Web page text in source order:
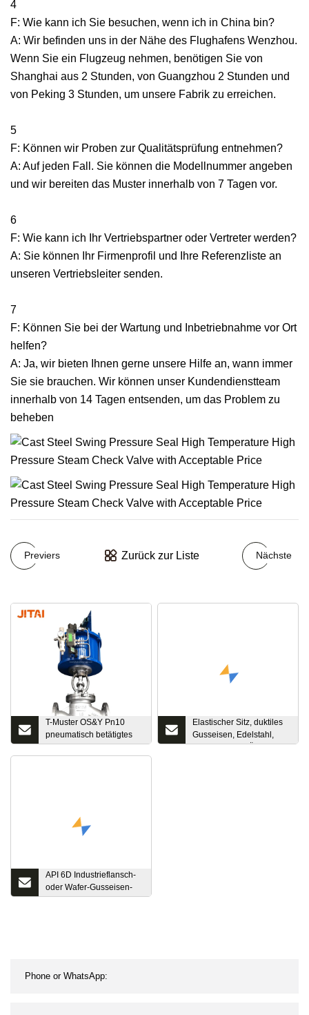
4
F: Wie kann ich Sie besuchen, wenn ich in China bin?
A: Wir befinden uns in der Nähe des Flughafens Wenzhou.
Wenn Sie ein Flugzeug nehmen, benötigen Sie von
Shanghai aus 2 Stunden, von Guangzhou 2 Stunden und
von Peking 3 Stunden, um unsere Fabrik zu erreichen.
5
F: Können wir Proben zur Qualitätsprüfung entnehmen?
A: Auf jeden Fall. Sie können die Modellnummer angeben
und wir bereiten das Muster innerhalb von 7 Tagen vor.
6
F: Wie kann ich Ihr Vertriebspartner oder Vertreter werden?
A: Sie können Ihr Firmenprofil und Ihre Referenzliste an
unseren Vertriebsleiter senden.
7
F: Können Sie bei der Wartung und Inbetriebnahme vor Ort
helfen?
A: Ja, wir bieten Ihnen gerne unsere Hilfe an, wann immer
Sie sie brauchen. Wir können unser Kundendienstteam
innerhalb von 14 Tagen entsenden, um das Problem zu
beheben
Previers Zurück zur Liste Nächste
T-Muster OS&Y Pn10
pneumatisch betätigtes
kryogenes
Durchgangsventil
Elastischer Sitz, duktiles
Gusseisen, Edelstahl,
Bronze, Wafer-Öse, mit
API 6D Industrieflansch-
oder Wafer-Gusseisen-
oder geschmiedeter